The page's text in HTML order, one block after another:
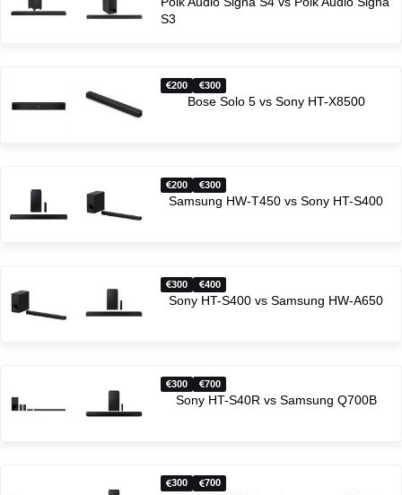
S3
200 300
Bose Solo 5 vs Sony HT-X8500
200 300
Samsung HW-T450 vs Sony HT-S400
300 400
Sony HT-S400 vs Samsung HW-A650
300 700
Sony HT-S40R vs Samsung Q700B
300 700